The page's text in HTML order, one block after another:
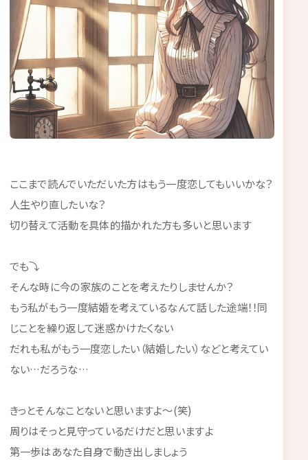
ここまで読んでいただいた方はもう一度恋してもいいかな？
人生やり直したいな？
切り替えて活動を具体的描かれた方も多いと思います
でも⤵
そんな時に今の家族のことを考えたりしませんか？
もう私がもう一度結婚を考えているなんて話した途端！！同
じことを繰り返して迷惑かけたくない
だれも私がもう一度恋したい（結婚したい）などと考えてい
ない…だろうな…
きっとそんなことないと思いますよ～(笑)
周りはそっと見守っているだけだと思いますよ
第一歩はあなた自身で動き出しましょう